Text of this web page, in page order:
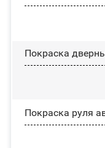
Покраска
Покраска руля